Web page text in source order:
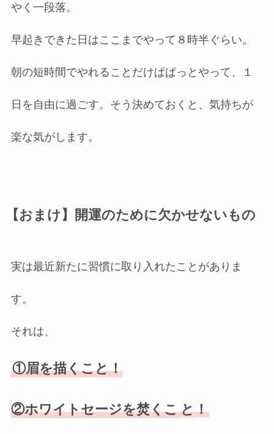
やく一段落。
早起きできた日はここまでやって８時半ぐらい。
朝の短時間でやれることだけぱぱっとやって、１
日を自由に過ごす。そう決めておくと、気持ちが
楽な気がします。
【おまけ】開運のために欠かせないもの
実は最近新たに習慣に取り入れたことがありま
す。
それは、
①眉を描くこと！
②ホワイトセージを焚くこと！